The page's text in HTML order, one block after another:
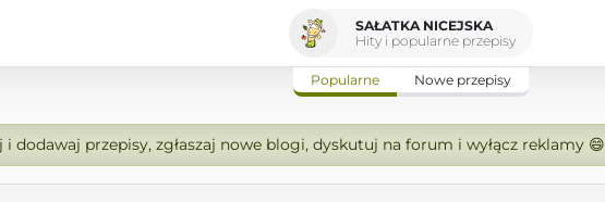
SAŁATKA NICEJSKA
Hity i popularne przepisy
Popularne Nowe przepisy
dodawaj przepisy, zgłaszaj nowe blogi, dyskutuj na forum i wyłącz reklamy 😄